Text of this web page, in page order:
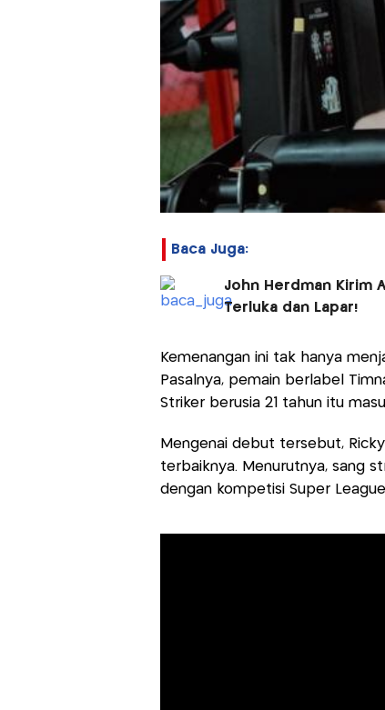
Baca Juga:
John Herdman Kirim
Terluka dan Lapar!
Kemenangan ini tak hanya
Pasalnya, pemain berlabel
Striker berusia 21 tahun itu
Mengenai debut tersebut,
terbaiknya. Menurutnya, sang
dengan kompetisi Super